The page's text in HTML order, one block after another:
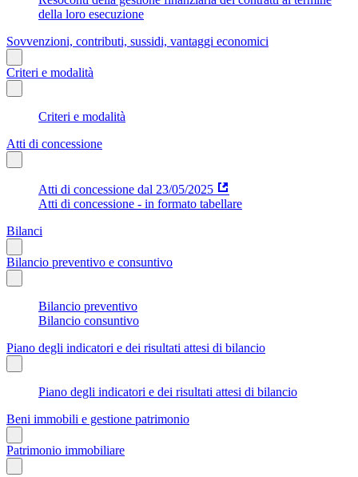
della loro esecuzione
Sovvenzioni, contributi, sussidi, vantaggi economici
Criteri e modalità
Criteri e modalità
Atti di concessione
Atti di concessione dal 23/05/2025
Atti di concessione - in formato tabellare
Bilanci
Bilancio preventivo e consuntivo
Bilancio preventivo
Bilancio consuntivo
Piano degli indicatori e dei risultati attesi di bilancio
Piano degli indicatori e dei risultati attesi di bilancio
Beni immobili e gestione patrimonio
Patrimonio immobiliare